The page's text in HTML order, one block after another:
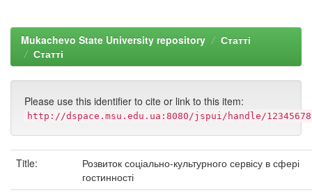
Mukachevo State University repository
Статті
Статті
Please use this identifier to cite or link to this item:
http://dspace.msu.edu.ua:8080/jspui/handle/
Title:
Розвиток соціально-культурного сервісу в сфері
гостинності